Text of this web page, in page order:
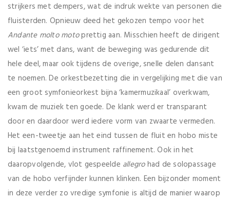
strijkers met dempers, wat de indruk wekte van personen die
fluisterden. Opnieuw deed het gekozen tempo voor het
Andante molto motoprettig aan. Misschien heeft de dirigent
wel ‘iets’ met dans, want de beweging was gedurende dit
hele deel, maar ook tijdens de overige, snelle delen dansant
te noemen. De orkestbezetting die in vergelijking met die van
een groot symfonieorkest bijna ‘kamermuzikaal’ overkwam,
kwam de muziek ten goede. De klank werd er transparant
door en daardoor werd iedere vorm van zwaarte vermeden.
Het een-tweetje aan het eind tussen de fluit en hobo miste
bij laatstgenoemd instrument raffinement. Ook in het
daaropvolgende, vlot gespeelde allegrohad de solopassage
van de hobo verfijnder kunnen klinken. Een bijzonder moment
in deze verder zo vredige symfonie is altijd de manier waarop